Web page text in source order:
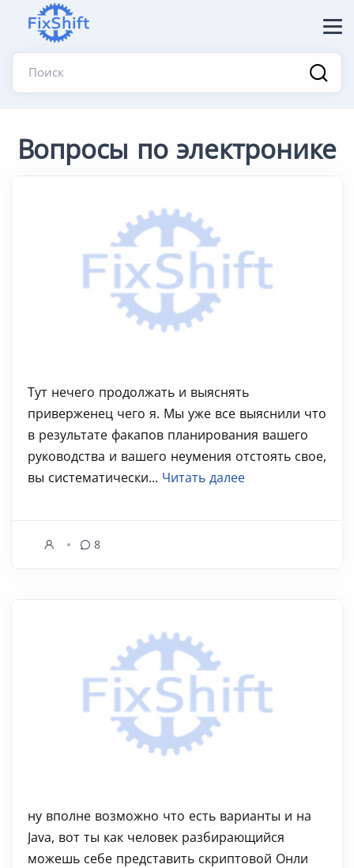
Поиск
Вопросы по электронике
Тут нечего продолжать и выяснять
приверженец чего я. Мы уже все выяснили что
в результате факапов планирования вашего
руководства и вашего неумения отстоять свое,
вы систематически... Читать далее
8
ну вполне возможно что есть варианты и на
Java, вот ты как человек разбирающийся
можешь себе представить скриптовой Онли